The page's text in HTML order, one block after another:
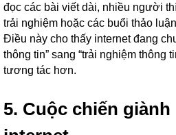
đọc các bài viết dài, nhiều người
trải nghiệm hoặc các buổi thảo
Điều này cho thấy internet đang
thông tin” sang “trải nghiệm thông
tương tác hơn.
5. Cuộc chiến